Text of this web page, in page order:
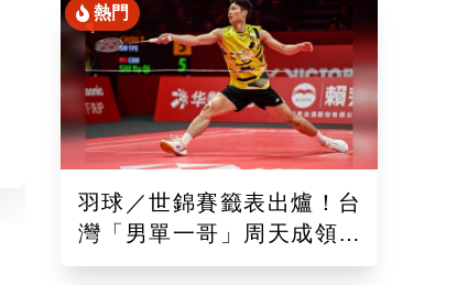
熱門
羽球／世錦賽籤表出爐！台
灣「男單一哥」周天成領軍
率15組台將遠赴印度拚戰